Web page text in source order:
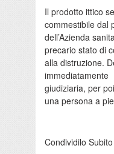
Il prodotto ittico
commestibile dal
dell’Azienda
precario stato di
alla distruzione.
immediatamente
giudiziaria, per
una persona a
Condividilo Subito